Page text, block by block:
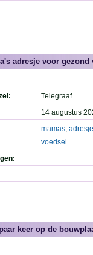
adresje voor gezond
Telegraaf
14 augustus
mamas, adresje
voedsel
keer op de